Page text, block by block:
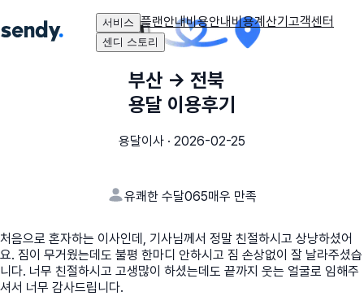
서비스 플랜안내비용안내비용계산기고객센터
센디 스토리
부산 → 전북
용달 이용후기
용달이사 · 2026-02-25
유쾌한 수달065매우 만족
처음으로 혼자하는 이사인데, 기사님께서 정말 친절하시고 상냥하셨어
요. 짐이 무거웠는데도 불평 한마디 안하시고 짐 손상없이 잘 날라주셨습
니다. 너무 친절하시고 고생많이 하셨는데도 끝까지 웃는 얼굴로 임해주
셔서 너무 감사드립니다.